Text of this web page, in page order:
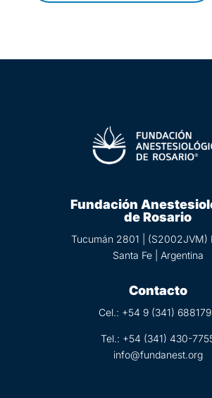
Fundación
de Rosario
Tucumán 2801 | (S2002JVM)
Santa Fe | Argentina
Contacto
Cel.: +54 9 (341)
Tel.: +54 (341) 430-
info@fundanest.org